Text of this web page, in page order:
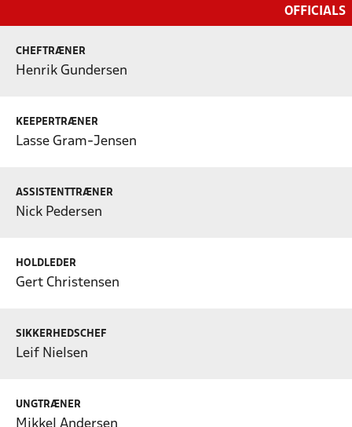
OFFICIALS
CHEFTRÆNER
Henrik Gundersen
KEEPERTRÆNER
Lasse Gram-Jensen
ASSISTENTTRÆNER
Nick Pedersen
HOLDLEDER
Gert Christensen
SIKKERHEDSCHEF
Leif Nielsen
UNGTRÆNER
Mikkel Andersen